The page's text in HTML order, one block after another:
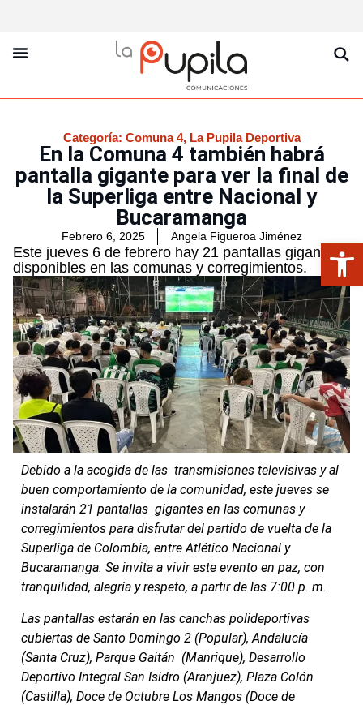
Categoría: Comuna 4, La Pupila Deportiva
En la Comuna 4 también habrá
pantalla gigante para ver la final de
la Superliga entre Nacional y
Bucaramanga
Febrero 6, 2025 Angela Figueroa Jiménez
Este jueves 6 de febrero hay 21 pantallas gigantes
disponibles en las comunas y corregimientos.
Debido a la acogida de las transmisiones televisivas y al
buen comportamiento de la comunidad, este jueves se
instalarán 21 pantallas gigantes en las comunas y
corregimientos para disfrutar del partido de vuelta de la
Superliga de Colombia, entre Atlético Nacional y
Bucaramanga. Se invita a vivir este evento en paz, con
tranquilidad, alegría y respeto, a partir de las 7:00 p. m.
Las pantallas estarán en las canchas polideportivas
cubiertas de Santo Domingo 2 (Popular), Andalucía
(Santa Cruz), Parque Gaitán (Manrique), Desarrollo
Deportivo Integral San Isidro (Aranjuez), Plaza Colón
(Castilla), Doce de Octubre Los Mangos (Doce de
Abrir